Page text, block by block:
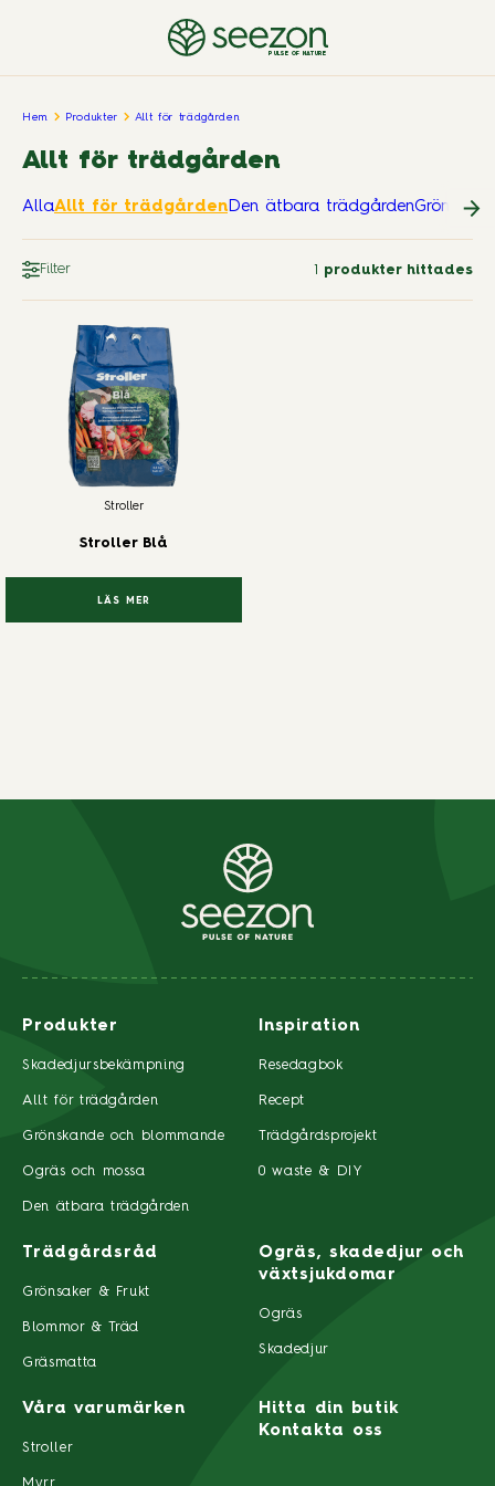
PULSE OF NATURE
Hem Produkter Allt för trädgården
Allt för trädgården
AllaAllt för trädgårdenDen ätbara trädgården
Filter 1 produkter hittades
Stroller
Stroller Blå
LÄS MER
Produkter
Skadedjursbekämpning
Allt för trädgården
Grönskande och blommande
Ogräs och mossa
Den ätbara trädgården
Inspiration
Resedagbok
Recept
Trädgårdsprojekt
0 waste & DIY
Trädgårdsråd
Grönsaker & Frukt
Blommor & Träd
Gräsmatta
Ogräs, skadedjur och
växtsjukdomar
Ogräs
Skadedjur
Våra varumärken
Stroller
Hitta din butik
Kontakta oss